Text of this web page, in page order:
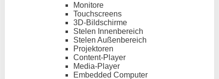
Monitore
Touchscreens
3D-Bildschirme
Stelen Innenbereich
Stelen Außenbereich
Projektoren
Content-Player
Media-Player
Embedded Computer